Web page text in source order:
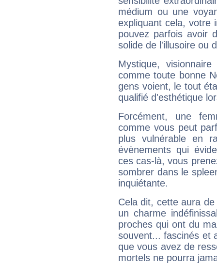
médium ou une
expliquant cela, votre
pouvez parfois avoir
solide de l'illusoire ou
Mystique,
comme toute bonne
gens voient, le tout
qualifié d'esthétique
Forcément, une
comme vous peut
plus vulnérable en
évènements qui
ces cas-là, vous
sombrer dans le
inquiétante.
Cela dit, cette aura
un charme
proches qui ont du
souvent... fascinés et
que vous avez de
mortels ne pourra